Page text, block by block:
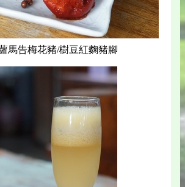
馬告梅花豬/樹豆紅麴豬腳